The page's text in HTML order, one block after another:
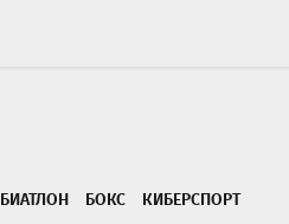
БИАТЛОН БОКС
КИБЕРСПОРТ